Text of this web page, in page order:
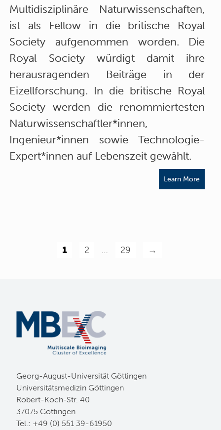
Multidisziplinäre Naturwissenschaften,
ist als Fellow in die britische Royal
Society aufgenommen worden. Die
Royal Society würdigt damit ihre
herausragenden Beiträge in der
Eizellforschung. In die britische Royal
Society werden die renommiertesten
Naturwissenschaftler*innen,
Ingenieur*innen sowie Technologie-
Expert*innen auf Lebenszeit gewählt.
Learn More
1 2 … 29 →
Georg-August-Universität Göttingen
Universitätsmedizin Göttingen
Robert-Koch-Str. 40
37075 Göttingen
Tel.: +49 (0) 551 39-61950